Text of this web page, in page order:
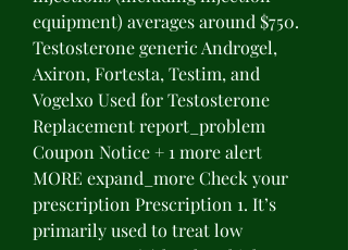
equipment) averages around $750.
Testosterone generic Androgel,
Axiron, Fortesta, Testim, and
Vogelxo Used for Testosterone
Replacement report_problem
Coupon Notice + 1 more alert
MORE expand_more Check your
prescription Prescription 1. It’s
primarily used to treat low